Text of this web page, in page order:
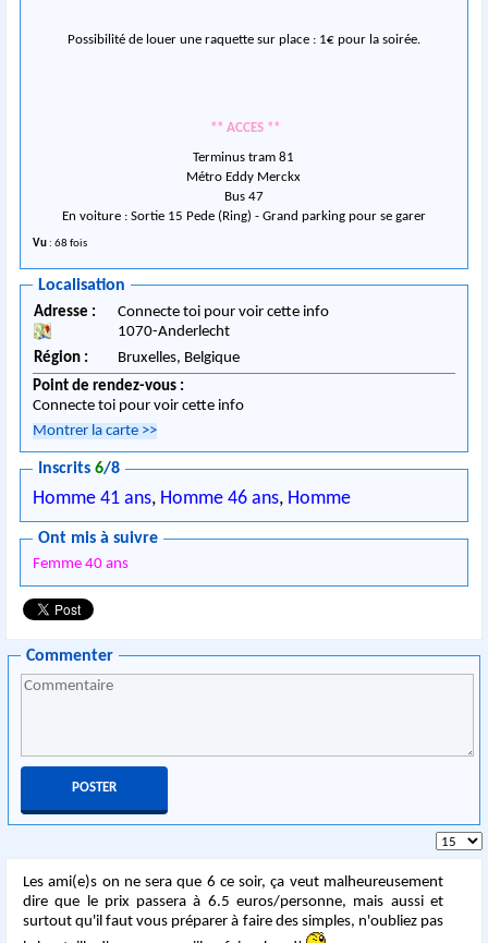
Possibilité de louer une raquette sur place : 1€ pour la soirée.
** ACCES **
Terminus tram 81
Métro Eddy Merckx
Bus 47
En voiture : Sortie 15 Pede (Ring) - Grand parking pour se garer
Vu : 68 fois
Localisation
Adresse :
Connecte toi pour voir cette info
1070-Anderlecht
Région :
Bruxelles, Belgique
Point de rendez-vous :
Connecte toi pour voir cette info
Montrer la carte >>
Inscrits6/8
Homme 41 ans, Homme 46 ans, Homme
Ont mis à suivre
Femme 40 ans
Commenter
Les ami(e)s on ne sera que 6 ce soir, ça veut malheureusement
dire que le prix passera à 6.5 euros/personne, mais aussi et
surtout qu'il faut vous préparer à faire des simples, n'oubliez pas